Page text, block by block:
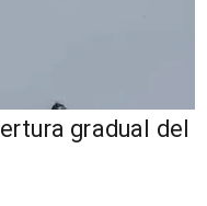
gradual del